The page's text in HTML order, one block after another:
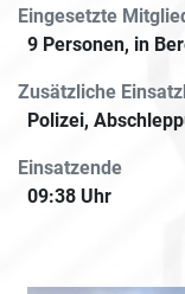
Eingesetzte
9 Personen, in
Zusätzliche
Polizei,
Einsatzende
09:38 Uhr